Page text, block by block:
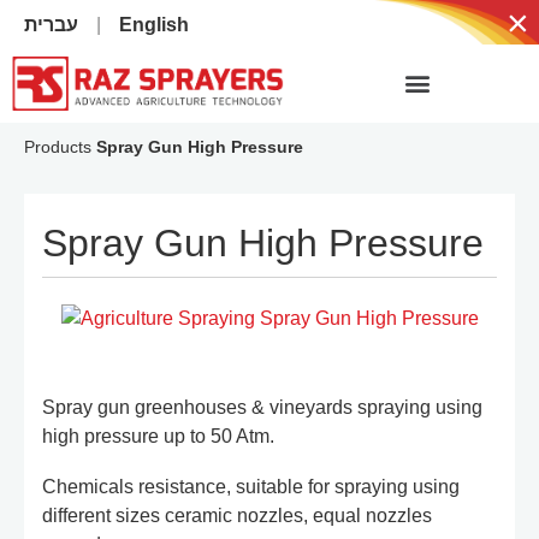
עברית English
Products Spray Gun High Pressure
Spray Gun High Pressure
Spray gun greenhouses & vineyards spraying using
high pressure up to 50 Atm.
Chemicals resistance, suitable for spraying using
different sizes ceramic nozzles, equal nozzles
×